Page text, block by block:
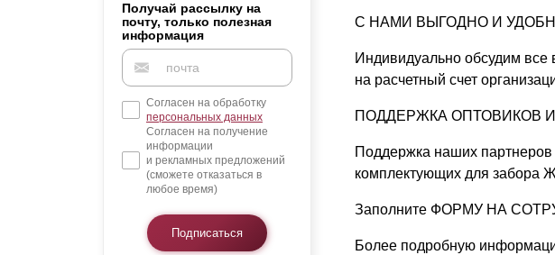
Получай рассылку на
почту, только полезная
информация
Согласен на обработку
персональных данных
Согласен на получение
информации
и рекламных предложений
(сможете отказаться в
любое время)
Подписаться
С НАМИ ВЫГОДНО И
Индивидуально обсудим
на расчетный счет
ПОДДЕРЖКА ОПТОВИКОВ
Поддержка наших
комплектующих для забора
Заполните ФОРМУ НА
Более подробную